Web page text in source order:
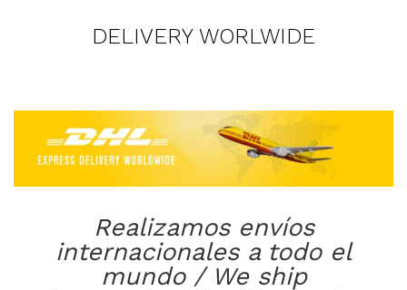
DELIVERY WORLWIDE
Realizamos envíos
internacionales a todo el
mundo / We ship